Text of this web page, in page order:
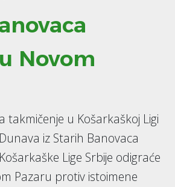
Novom
takmičenje u Košarkaškoj Ligi
iz Starih Banovaca
Lige Srbije odigraće
Pazaru protiv istoimene